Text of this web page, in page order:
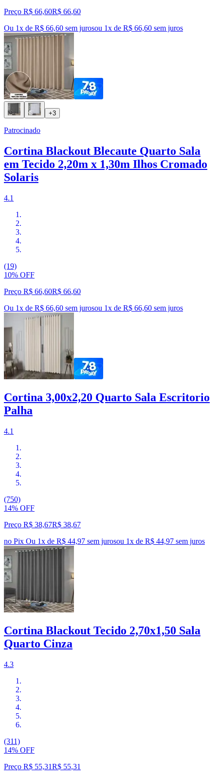
Preço R$ 66,60R$ 66,60
Ou 1x de R$ 66,60 sem jurosou 1x de R$ 66,60 sem juros
+3
Patrocinado
Cortina Blackout Blecaute Quarto Sala
em Tecido 2,20m x 1,30m Ilhos Cromado
Solaris
4.1
(19)
10% OFF
Preço R$ 66,60R$ 66,60
Ou 1x de R$ 66,60 sem jurosou 1x de R$ 66,60 sem juros
Cortina 3,00x2,20 Quarto Sala Escritorio
Palha
4.1
(750)
14% OFF
Preço R$ 38,67R$ 38,67
no Pix Ou 1x de R$ 44,97 sem jurosou 1x de R$ 44,97 sem juros
Cortina Blackout Tecido 2,70x1,50 Sala
Quarto Cinza
4.3
(311)
14% OFF
Preço R$ 55,31R$ 55,31